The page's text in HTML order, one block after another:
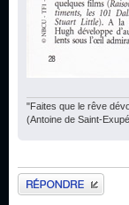
"Faites que le rêve
(Antoine de Saint-
Publier une réponse